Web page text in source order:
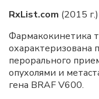
RxList.com (2015 г.)
Фармакокинетика
охарактеризована
перорального
опухолями и
гена BRAF V600.